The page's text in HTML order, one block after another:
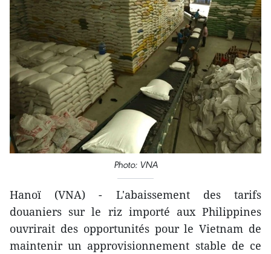
Photo: VNA
Hanoï (VNA) - L'abaissement des tarifs
douaniers sur le riz importé aux Philippines
ouvrirait des opportunités pour le Vietnam de
maintenir un approvisionnement stable de ce